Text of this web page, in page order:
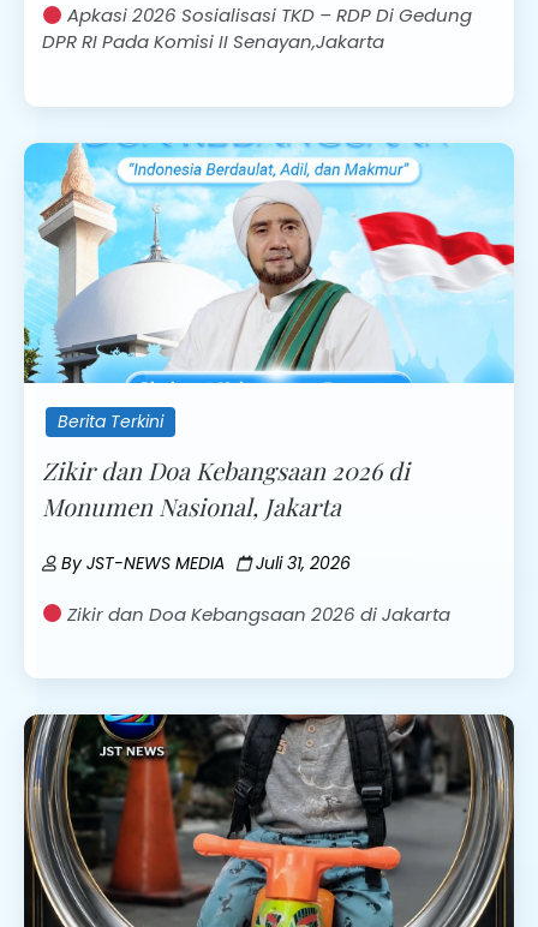
Apkasi 2026 Sosialisasi TKD – RDP Di Gedung
DPR RI Pada Komisi II Senayan,Jakarta
Berita Terkini
Zikir dan Doa Kebangsaan 2026 di
Monumen Nasional, Jakarta
ByJST-NEWS MEDIA Juli 31, 2026
Zikir dan Doa Kebangsaan 2026 di Jakarta